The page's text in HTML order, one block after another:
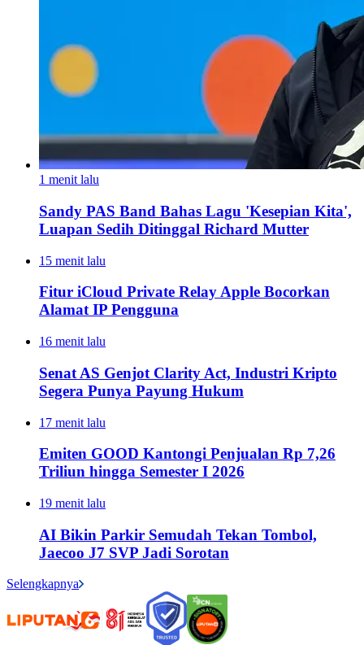
1 menit lalu
Sandy PAS Band Bahas Lagu 'Kesepian Kita',
Luapan Sedih Ditinggal Richard Mutter
15 menit lalu
Fitur iCloud Private Relay Apple Bocorkan
Alamat IP Pengguna
16 menit lalu
Senat AS Genjot Clarity Act, Industri Kripto
Segera Punya Payung Hukum
17 menit lalu
Emiten GOOD Kantongi Penjualan Rp 7,26
Triliun hingga Semester I 2026
19 menit lalu
AI Bikin Parkir Semudah Tekan Tombol,
Jaecoo J7 SVP Jadi Sorotan
Selengkapnya